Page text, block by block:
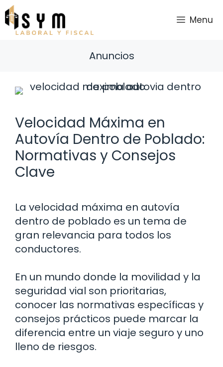
Saltar
al
contenido
Menu
Anuncios
Velocidad Máxima en
Autovía Dentro de Poblado:
Normativas y Consejos
Clave
La velocidad máxima en autovía
dentro de poblado es un tema de
gran relevancia para todos los
conductores.
En un mundo donde la movilidad y la
seguridad vial son prioritarias,
conocer las normativas específicas y
consejos prácticos puede marcar la
diferencia entre un viaje seguro y uno
lleno de riesgos.